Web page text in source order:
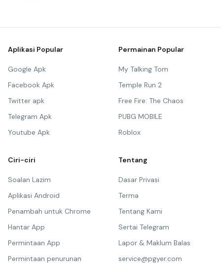
Aplikasi Popular
Google Apk
Facebook Apk
Twitter apk
Telegram Apk
Youtube Apk
Permainan Popular
My Talking Tom
Temple Run 2
Free Fire: The Chaos
PUBG MOBILE
Roblox
Ciri-ciri
Soalan Lazim
Aplikasi Android
Penambah untuk Chrome
Hantar App
Permintaan App
Permintaan penurunan
Tentang
Dasar Privasi
Terma
Tentang Kami
Sertai Telegram
Lapor & Maklum Balas
service@pgyer.com